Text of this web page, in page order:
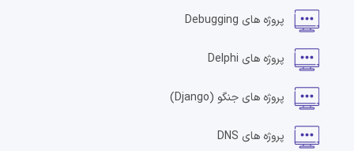
پروژه های Debugging
پروژه های Delphi
پروژه های جنگو (Django)
پروژه های DNS